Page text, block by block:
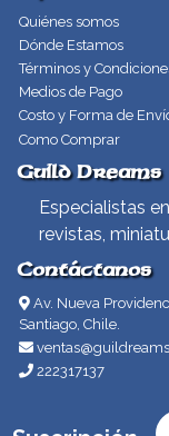
Quiénes somos
Dónde Estamos
Términos y
Medios de Pago
Costo y Forma de
Como Comprar
Guild Dreams
Especialistas
revistas,
Contáctanos
Av. Nueva
Santiago, Chile.
222317137